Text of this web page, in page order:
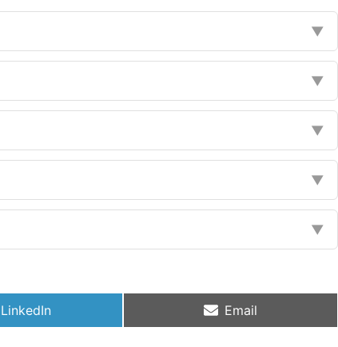
▼
▼
▼
▼
▼
LinkedIn Email